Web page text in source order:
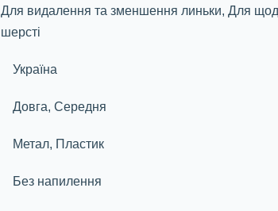
Для видалення та зменшення линьки, Для
шерсті
Україна
Довга, Середня
Метал, Пластик
Без напилення